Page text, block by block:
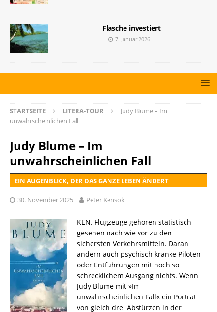
Flasche investiert
7. Januar 2026
STARTSEITE LITERA-TOUR
Judy Blume – Im
unwahrscheinlichen Fall
Judy Blume – Im
unwahrscheinlichen Fall
EIN AUGENBLICK, DER DAS GANZE LEBEN ÄNDERT
30. November 2025 Peter Kensok
KEN. Flugzeuge gehören statistisch
gesehen nach wie vor zu den
sichersten Verkehrsmitteln. Daran
ändern auch psychisch kranke Piloten
oder Entführungen mit noch so
schrecklichem Ausgang nichts. Wenn
Judy Blume mit »Im
unwahrscheinlichen Fall« ein Porträt
von gleich drei Abstürzen in der